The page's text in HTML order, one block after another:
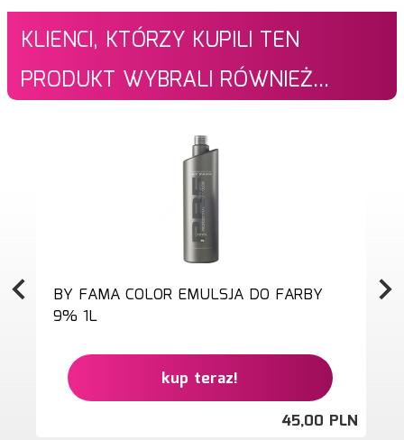
KLIENCI, KTÓRZY KUPILI TEN
PRODUKT WYBRALI RÓWNIEŻ...
BY FAMA COLOR EMULSJA DO FARBY
9% 1L
kup teraz!
45,00 PLN